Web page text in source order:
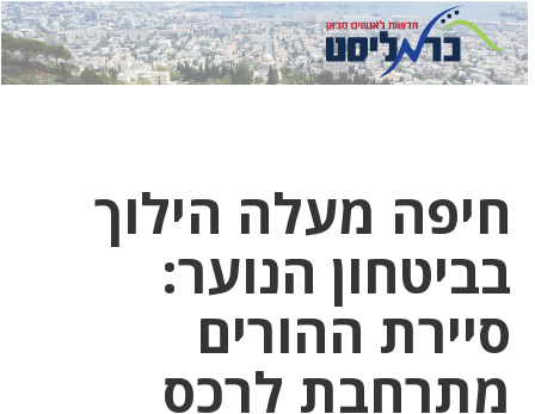
לחץ
כאן
לחץ
כדי
חיפה מעלה הילוך
בביטחון הנוער:
סיירת ההורים
מתרחבת לרכס